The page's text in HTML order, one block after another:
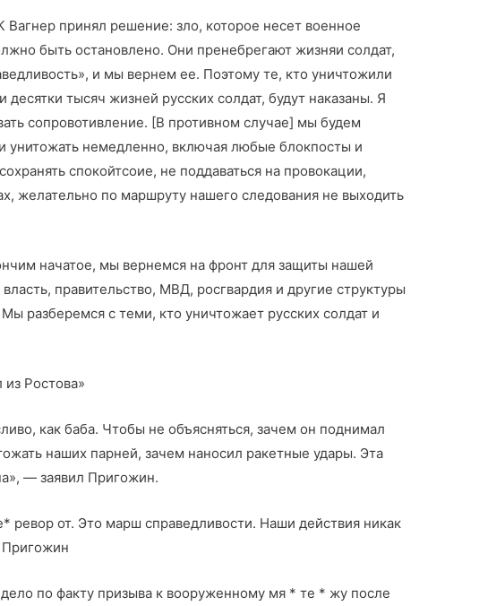
принял решение: зло, которое несет военное
быть остановлено. Они пренебрегают жизняи солдат,
и мы вернем ее. Поэтому те, кто уничтожили
десятки тысяч жизней русских солдат, будут наказаны. Я
сопровотивление. [В противном случае] мы будем
и унитожать немедленно, включая любые блокпосты и
спокойтсоие, не поддаваться на провокации,
желательно по маршруту нашего следования не выходить
начатое, мы вернемся на фронт для защиты нашей
правительство, МВД, росгвардия и другие структуры
разберемся с теми, кто уничтожает русских солдат и
Ростова»
как баба. Чтобы не объясняться, зачем он поднимал
наших парней, зачем наносил ракетные удары. Эта
— заявил Пригожин.
ревор от. Это марш справедливости. Наши действия никак
по факту призыва к вооруженному мя * те * жу после